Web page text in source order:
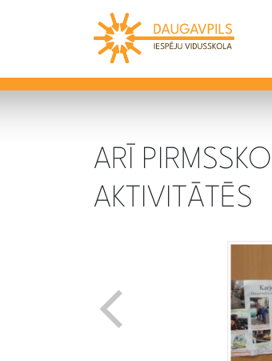
ARĪ
AKTIVITĀTĒS